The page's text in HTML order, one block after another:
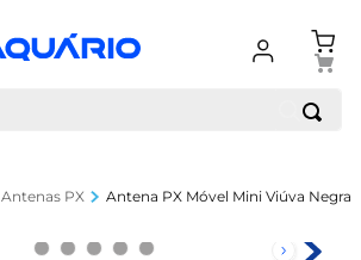
Antenas PX
Antena PX Móvel Mini Viúva Negra